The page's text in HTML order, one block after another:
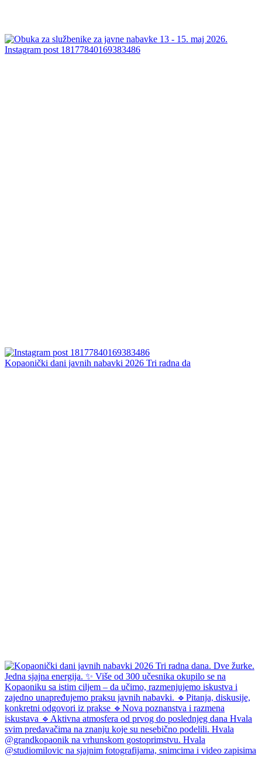
Instagram post 18177840169383486
Kopaonički dani javnih nabavki 2026 Tri radna da